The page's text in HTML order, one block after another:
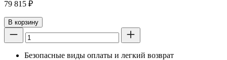
79 815 ₽
В корзину
Безопасные виды оплаты и легкий возврат